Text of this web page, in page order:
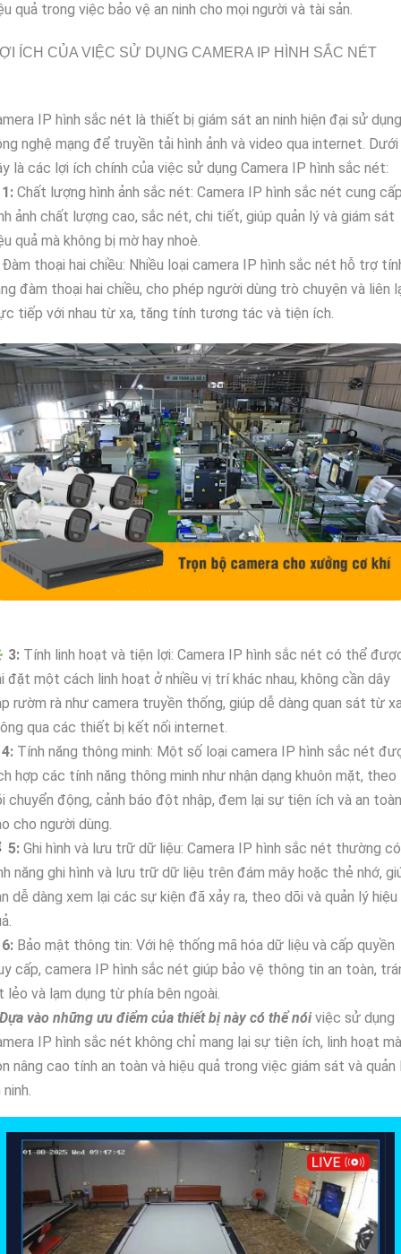
quả trong việc bảo vệ an ninh cho mọi người và tài sản.
ÍCH CỦA VIỆC SỬ DỤNG CAMERA IP HÌNH SẮC NÉT
IP hình sắc nét là thiết bị giám sát an ninh hiện đại sử dụng
nghệ mạng để truyền tải hình ảnh và video qua internet. Dưới
là các lợi ích chính của việc sử dụng Camera IP hình sắc nét:
1: Chất lượng hình ảnh sắc nét: Camera IP hình sắc nét cung
ảnh chất lượng cao, sắc nét, chi tiết, giúp quản lý và giám sát
quả mà không bị mờ hay nhoè.
thoại hai chiều: Nhiều loại camera IP hình sắc nét hỗ trợ
đàm thoại hai chiều, cho phép người dùng trò chuyện và liên
tiếp với nhau từ xa, tăng tính tương tác và tiện ích.
3: Tính linh hoạt và tiện lợi: Camera IP hình sắc nét có thể
đặt một cách linh hoạt ở nhiều vị trí khác nhau, không cần dây
rườm rà như camera truyền thống, giúp dễ dàng quan sát từ
qua các thiết bị kết nối internet.
4: Tính năng thông minh: Một số loại camera IP hình sắc nét
hợp các tính năng thông minh như nhận dạng khuôn mặt, theo
chuyển động, cảnh báo đột nhập, đem lại sự tiện ích và an toàn
cho người dùng.
5: Ghi hình và lưu trữ dữ liệu: Camera IP hình sắc nét thường có
năng ghi hình và lưu trữ dữ liệu trên đám mây hoặc thẻ nhớ,
dễ dàng xem lại các sự kiện đã xảy ra, theo dõi và quản lý hiệu
6: Bảo mật thông tin: Với hệ thống mã hóa dữ liệu và cấp quyền
cấp, camera IP hình sắc nét giúp bảo vệ thông tin an toàn,
lẻo và lạm dụng từ phía bên ngoài.
Dựa vào những ưu điểm của thiết bị này có thể nói việc sử dụng
IP hình sắc nét không chỉ mang lại sự tiện ích, linh hoạt mà
nâng cao tính an toàn và hiệu quả trong việc giám sát và quản
ninh.